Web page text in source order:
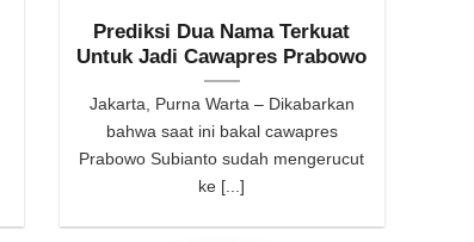
Prediksi Dua Nama Terkuat
Untuk Jadi Cawapres Prabowo
Jakarta, Purna Warta – Dikabarkan
bahwa saat ini bakal cawapres
Prabowo Subianto sudah mengerucut
ke [...]